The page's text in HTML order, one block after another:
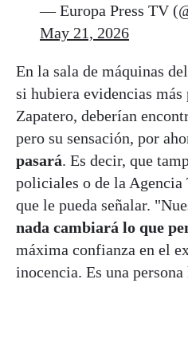
— Europa Press TV
May 21, 2026
En la sala de máquinas
si hubiera evidencias más
Zapatero, deberían
pero su sensación, por
pasará. Es decir, que
policiales o de la Agencia
que le pueda señalar.
nada cambiará lo que
máxima confianza en el
inocencia. Es una